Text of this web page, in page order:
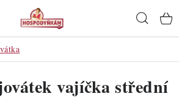
vajíčka střední